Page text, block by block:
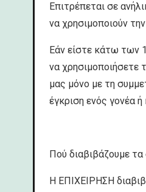
Επιτρέπεται σε
να χρησιμοποιούν
Εάν είστε κάτω των
να χρησιμοποιήσετε
μας μόνο με τη
έγκριση ενός γονέα ή
Πού διαβιβάζουμε
Η ΕΠΙΧΕΙΡΗΣΗ